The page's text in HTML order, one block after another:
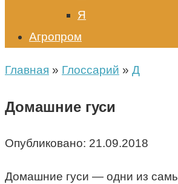
Я
Агропром
Главная » Глоссарий » Д
Домашние гуси
Опубликовано: 21.09.2018
Домашние гуси — одни из